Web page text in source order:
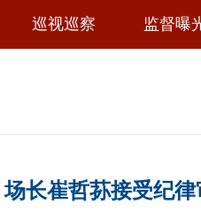
巡视巡察 监督曝
长崔哲荪接受纪